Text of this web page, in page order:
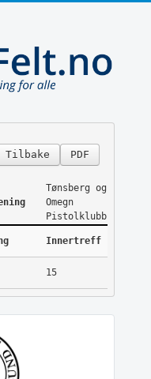
PDF
Tilbake
Tønsberg og
Omegn
Pistolklubb
Innertreff
15